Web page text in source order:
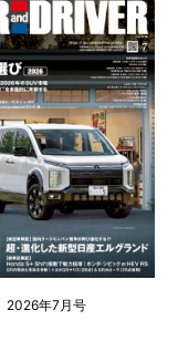
2026年7月号